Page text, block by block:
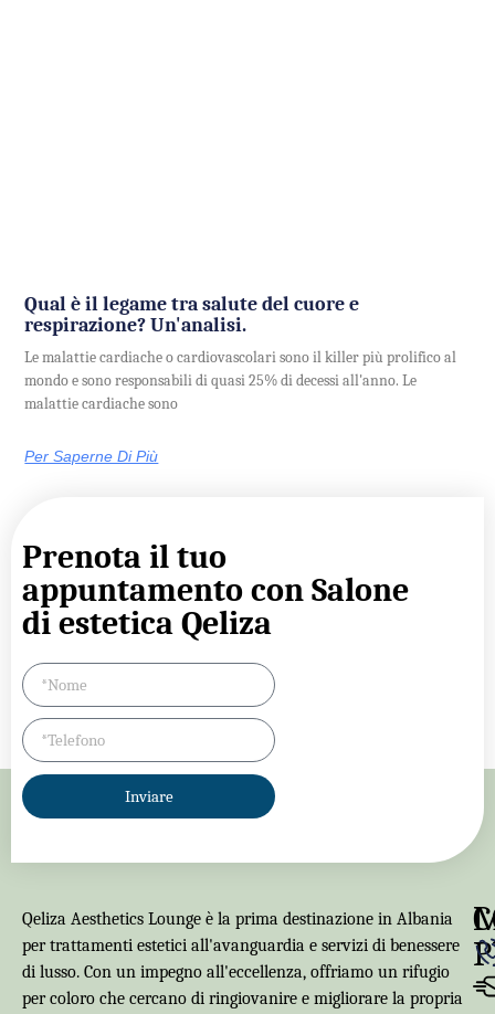
Qual è il legame tra salute del cuore e
respirazione? Un'analisi.
Le malattie cardiache o cardiovascolari sono il killer più prolifico al
mondo e sono responsabili di quasi 25% di decessi all'anno. Le
malattie cardiache sono
Per Saperne Di Più
Prenota il tuo
appuntamento con Salone
di estetica Qeliza
Inviare
Qeliza Aesthetics Lounge è la prima destinazione in Albania
per trattamenti estetici all'avanguardia e servizi di benessere
di lusso. Con un impegno all'eccellenza, offriamo un rifugio
per coloro che cercano di ringiovanire e migliorare la propria